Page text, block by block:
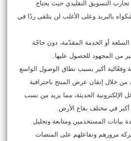
تجارب التسويق التقليدي حيث يحتاج
بالبريد وعلى الأغلب لن يتلقى ردًا في
أو الخدمة المقدّمة، دون حاجّة
من المجهود للحصول عليها.
وفعّالية أكبر بسبب نطاق الوصول الواسع
من خلال إتقان عرض المنتج باحترافية
الإلكترونية الحديثة، مما يزيد من نسب
أكبر في مختلف بقاع الأرض.
بيانات المستخدمين ومتابعة وتحليل
مرورهم وتفاعلهم على المنصات